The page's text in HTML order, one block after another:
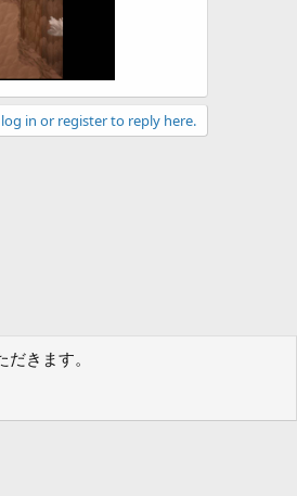
in or register to reply here.
ヘルプ フォーラムトップ
きます。